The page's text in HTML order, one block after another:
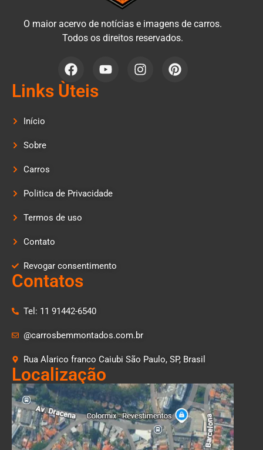
O maior acervo de notícias e imagens de carros.
Todos os direitos reservados.
Links Ùteis
Início
Sobre
Carros
Politica de Privacidade
Termos de uso
Contato
Revogar consentimento
Contatos
Tel: 11 91442-6540
@carrosbemmontados.com.br
Rua Alarico franco Caiubi São Paulo, SP, Brasil
Localização